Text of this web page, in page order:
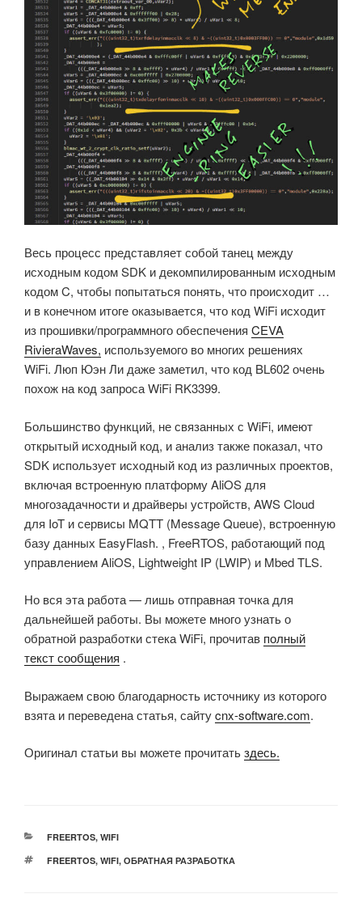
Весь процесс представляет собой танец между
исходным кодом SDK и декомпилированным исходным
кодом C, чтобы попытаться понять, что происходит …
и в конечном итоге оказывается, что код WiFi исходит
из прошивки/программного обеспечения CEVA
RivieraWaves, используемого во многих решениях
WiFi. Люп Юэн Ли даже заметил, что код BL602 очень
похож на код запроса WiFi RK3399.
Большинство функций, не связанных с WiFi, имеют
открытый исходный код, и анализ также показал, что
SDK использует исходный код из различных проектов,
включая встроенную платформу AliOS для
многозадачности и драйверы устройств, AWS Cloud
для IoT и сервисы MQTT (Message Queue), встроенную
базу данных EasyFlash. , FreeRTOS, работающий под
управлением AliOS, Lightweight IP (LWIP) и Mbed TLS.
Но вся эта работа — лишь отправная точка для
дальнейшей работы. Вы можете много узнать о
обратной разработки стека WiFi, прочитав полный
текст сообщения .
Выражаем свою благодарность источнику из которого
взята и переведена статья, сайтуcnx-software.com.
Оригинал статьи вы можете прочитатьздесь.
РУБРИКИ
FREERTOS, WIFI
МЕТКИ
FREERTOS, WIFI, ОБРАТНАЯ РАЗРАБОТКА